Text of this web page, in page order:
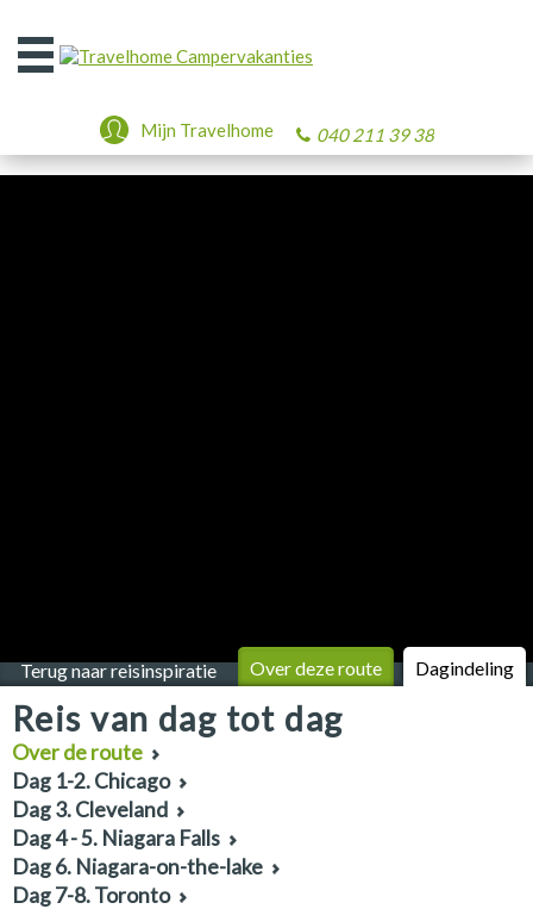
Open
het
040 211 39 38
Mijn Travelhome
Terug naar reisinspiratie Over deze route Dagindeling
Reis van dag tot dag
Over de route
Dag 1-2. Chicago
Dag 3. Cleveland
Dag 4 - 5. Niagara Falls
Dag 6. Niagara-on-the-lake
Dag 7-8. Toronto